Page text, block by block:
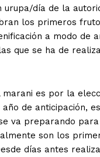
día de la
los primeros
a modo de
que se ha de
marani es por la
año de anticipación,
va preparando
son los
días antes